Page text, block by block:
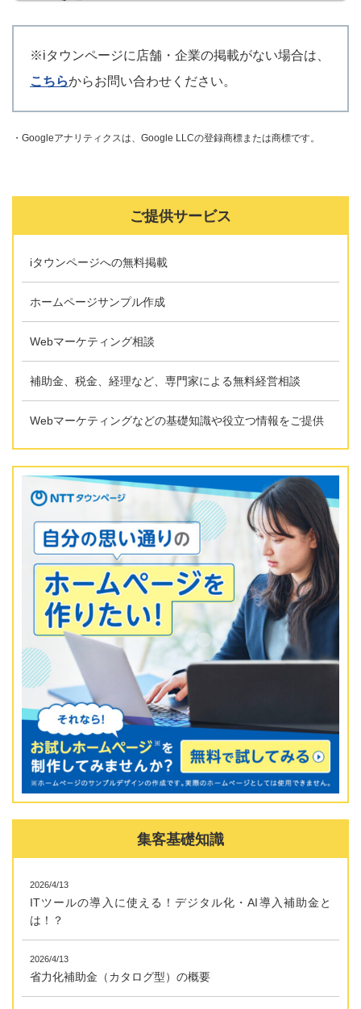
※iタウンページに店舗・企業の掲載がない場合は、
こちらからお問い合わせください。
・Googleアナリティクスは、Google LLCの登録商標または商標です。
ご提供サービス
iタウンページへの無料掲載
ホームページサンプル作成
Webマーケティング相談
補助金、税金、経理など、専門家による無料経営相談
Webマーケティングなどの基礎知識や役立つ情報をご提供
集客基礎知識
2026/4/13
ITツールの導入に使える！デジタル化・AI導入補助金と
は！？
2026/4/13
省力化補助金（カタログ型）の概要